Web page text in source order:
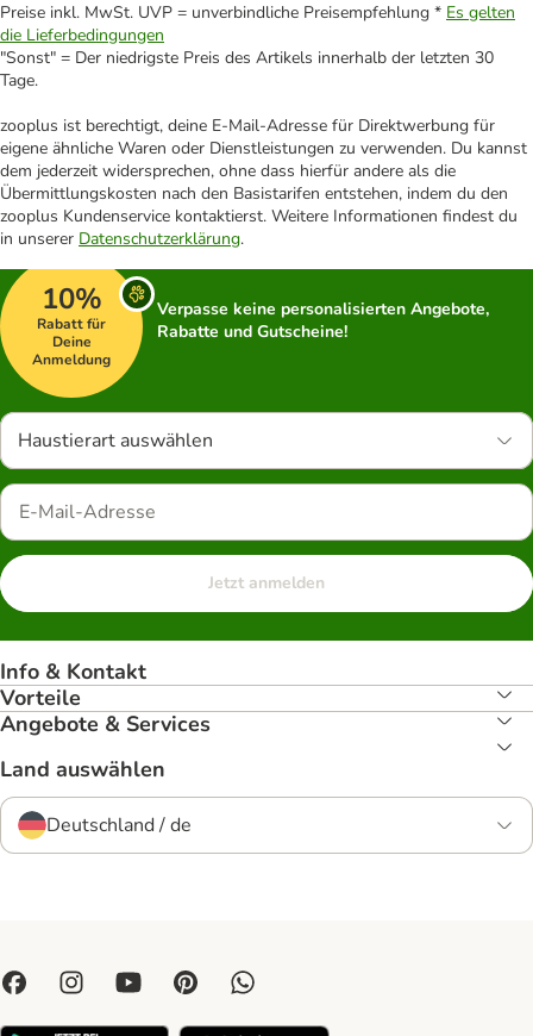
Preise inkl. MwSt. UVP = unverbindliche Preisempfehlung * Es gelten
die Lieferbedingungen
"Sonst" = Der niedrigste Preis des Artikels innerhalb der letzten 30
Tage.
zooplus ist berechtigt, deine E-Mail-Adresse für Direktwerbung für
eigene ähnliche Waren oder Dienstleistungen zu verwenden. Du kannst
dem jederzeit widersprechen, ohne dass hierfür andere als die
Übermittlungskosten nach den Basistarifen entstehen, indem du den
zooplus Kundenservice kontaktierst. Weitere Informationen findest du
in unserer Datenschutzerklärung.
10%
Rabatt für
Deine
Anmeldung
Verpasse keine personalisierten Angebote,
Rabatte und Gutscheine!
Haustierart auswählen
Jetzt anmelden
Info & Kontakt
Vorteile
Angebote & Services
Land auswählen
Deutschland / de